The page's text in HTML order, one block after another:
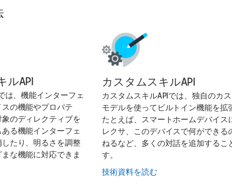
ルAPI
は、機能インターフェ
の機能やプロパテ
のディレクティブを
る機能インターフェ
たり、明るさを調整
な機能に対応できま
カスタムスキルAPI
カスタムスキルAPIでは、独自のカ
モデルを使ってビルトイン機能を拡
たとえば、スマートホームデバイス
レクサ、このデバイスで何ができる
ねるなど、多くの対話を追加するこ
す。
技術資料を読む